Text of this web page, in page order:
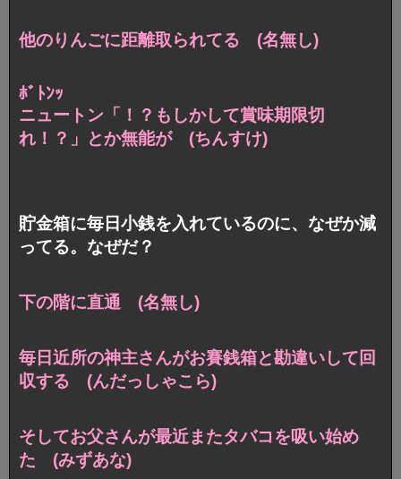
他のりんごに距離取られてる (名無し)
ﾎﾞﾄﾝｯ
ニュートン「！？もしかして賞味期限切
れ！？」とか無能が (ちんすけ)
貯金箱に毎日小銭を入れているのに、なぜか減
ってる。なぜだ？
下の階に直通 (名無し)
毎日近所の神主さんがお賽銭箱と勘違いして回
収する (んだっしゃこら)
そしてお父さんが最近またタバコを吸い始め
た (みずあな)